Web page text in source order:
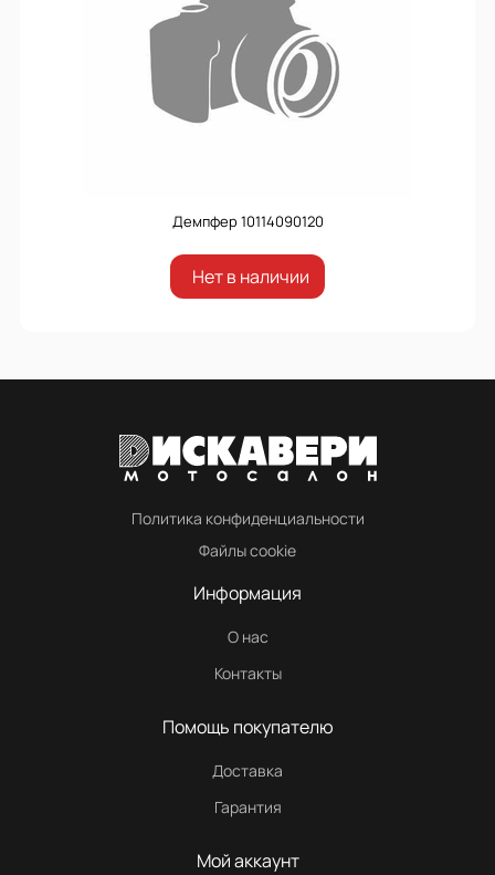
Демпфер 10114090120
Нет в наличии
Политика конфиденциальности
Файлы cookie
Информация
О нас
Контакты
Помощь покупателю
Доставка
Гарантия
Мой аккаунт